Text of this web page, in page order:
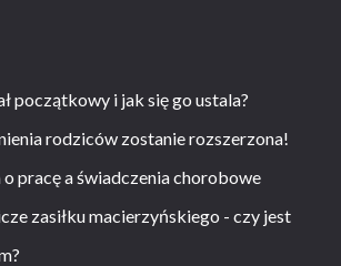
początkowy i jak się go ustala?
rodziców zostanie rozszerzona!
pracę a świadczenia chorobowe
zasiłku macierzyńskiego - czy jest